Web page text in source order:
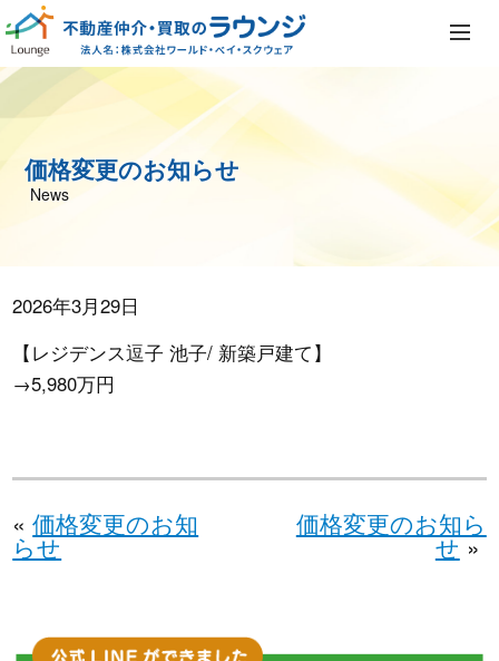
価格変更のお知らせ
News
2026年3月29日
【レジデンス逗子 池子/ 新築戸建て】
→5,980万円
«価格変更のお知
らせ
価格変更のお知ら
せ»